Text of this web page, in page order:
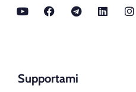
Supportami